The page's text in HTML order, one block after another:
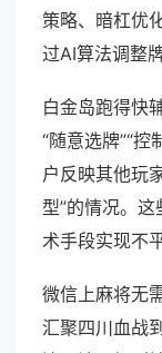
策略、暗杠优
过AI算法调整
白金岛跑得快
“随意选牌”“控
户反映其他玩
型”的情况。
术手段实现不
微信上麻将无
汇聚四川血战